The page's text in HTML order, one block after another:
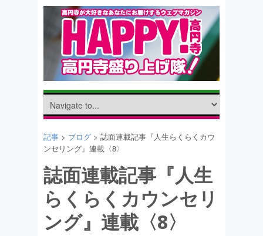
記事 > ブログ > 誌面連載記事『人生らくらくカウ
ンセリング』連載〈8〉
誌面連載記事『人生
らくらくカウンセリ
ング』連載〈8〉